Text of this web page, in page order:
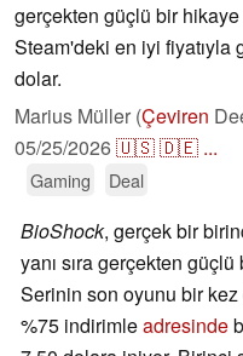
gerçekten güçlü bir
Steam'deki en iyi fiyatıyla
dolar.
Marius Müller (Çeviren
05/25/2026🇺🇸🇩🇪 ...
Gaming Deal
BioShock, gerçek bir
yanı sıra gerçekten
Serinin son oyunu bir
%75 indirimleadresinde